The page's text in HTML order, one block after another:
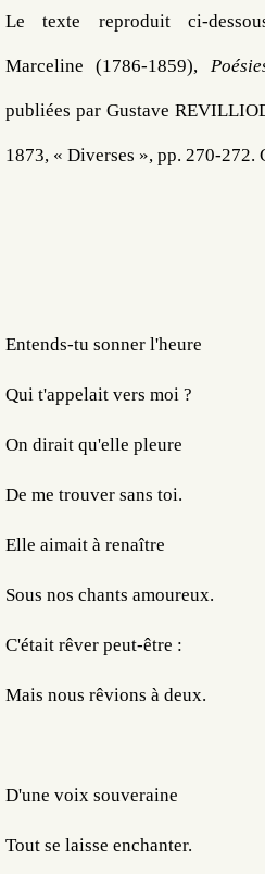
Le texte reproduit ci-
Marceline (1786-1859),
publiées par Gustave
1873, « Diverses », pp. 270-272.
Entends-tu sonner l'heure
Qui t'appelait vers moi ?
On dirait qu'elle pleure
De me trouver sans toi.
Elle aimait à renaître
Sous nos chants amoureux.
C'était rêver peut-être :
Mais nous rêvions à deux.
D'une voix souveraine
Tout se laisse enchanter.